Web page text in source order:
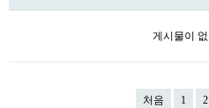
게시물이
처음 1 2